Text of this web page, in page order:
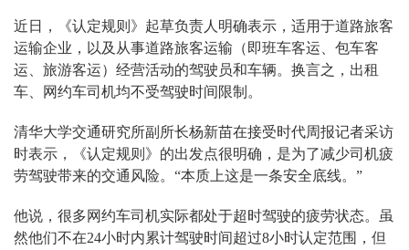
近日，《认定规则》起草负责人明确表示，适用于道路旅客
运输企业，以及从事道路旅客运输（即班车客运、包车客
运、旅游客运）经营活动的驾驶员和车辆。换言之，出租
车、网约车司机均不受驾驶时间限制。
清华大学交通研究所副所长杨新苗在接受时代周报记者采访
时表示，《认定规则》的出发点很明确，是为了减少司机疲
劳驾驶带来的交通风险。“本质上这是一条安全底线。”
他说，很多网约车司机实际都处于超时驾驶的疲劳状态。虽
然他们不在24小时内累计驾驶时间超过8小时认定范围，但